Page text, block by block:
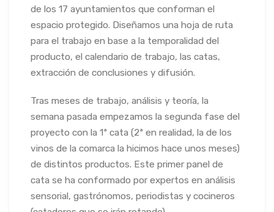
de los 17 ayuntamientos que conforman el
espacio protegido. Diseñamos una hoja de ruta
para el trabajo en base a la temporalidad del
producto, el calendario de trabajo, las catas,
extracción de conclusiones y difusión.
Tras meses de trabajo, análisis y teoría, la
semana pasada empezamos la segunda fase del
proyecto con la 1ª cata (2ª en realidad, la de los
vinos de la comarca la hicimos hace unos meses)
de distintos productos. Este primer panel de
cata se ha conformado por expertos en análisis
sensorial, gastrónomos, periodistas y cocineros